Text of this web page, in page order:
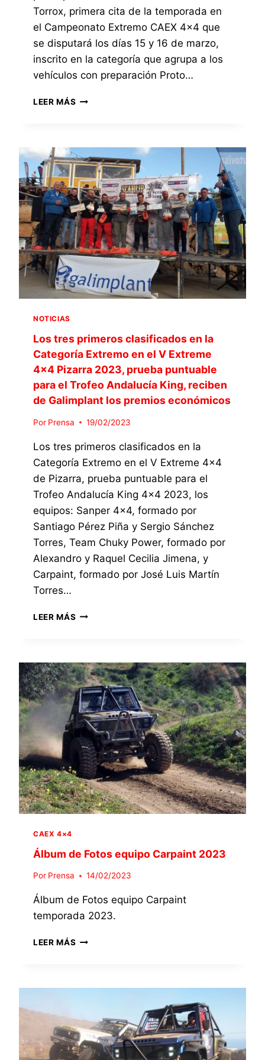
T
O
C
R
P
A
N
,
U
N
D
O
C
L
A
S
I
I
C
E
N
L
A
A
O
R
Í
A
R
O
T
Torrox, primera cita de la temporada en
el Campeonato Extremo CAEX 4×4 que
se disputará los días 15 y 16 de marzo,
inscrito en la categoría que agrupa a los
vehículos con preparación Proto…
LEER MÁS E
E
M
E
4
×
4
D
E
T
O
R
R
O
0
2
5
,
I
N
S
C
I
T
E
L
E
Q
I
P
O
P
T
E
N
L
A
A
E
G
O
R
R
NOTICIAS
Los tres primeros clasificados en la
Categoría Extremo en el V Extreme
4×4 Pizarra 2023, prueba puntuable
para el Trofeo Andalucía King, reciben
de Galimplant los premios económicos
Por Prensa 19/02/2023
Los tres primeros clasificados en la
Categoría Extremo en el V Extreme 4×4
de Pizarra, prueba puntuable para el
Trofeo Andalucía King 4×4 2023, los
equipos: Sanper 4×4, formado por
Santiago Pérez Piña y Sergio Sánchez
Torres, Team Chuky Power, formado por
Alexandro y Raquel Cecilia Jimena, y
Carpaint, formado por José Luis Martín
Torres…
LEER MÁS L
R
E
S
P
R
I
M
E
O
S
C
L
I
A
D
A
E
G
CAEX 4×4
Álbum de Fotos equipo Carpaint 2023
Por Prensa 14/02/2023
Álbum de Fotos equipo Carpaint
temporada 2023.
LEER MÁS Á
M
F
O
T